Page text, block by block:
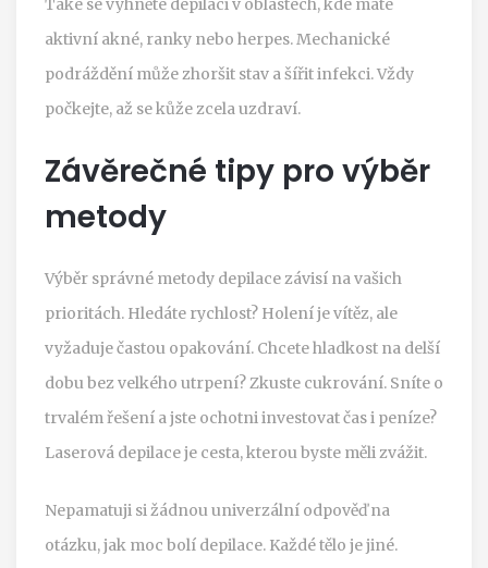
Také se vyhněte depilaci v oblastech, kde máte
aktivní akné, ranky nebo herpes. Mechanické
podráždění může zhoršit stav a šířit infekci. Vždy
počkejte, až se kůže zcela uzdraví.
Závěrečné tipy pro výběr
metody
Výběr správné metody depilace závisí na vašich
prioritách. Hledáte rychlost? Holení je vítěz, ale
vyžaduje častou opakování. Chcete hladkost na delší
dobu bez velkého utrpení? Zkuste cukrování. Sníte o
trvalém řešení a jste ochotni investovat čas i peníze?
Laserová depilace je cesta, kterou byste měli zvážit.
Nepamatuji si žádnou univerzální odpověď na
otázku, jak moc bolí depilace. Každé tělo je jiné.